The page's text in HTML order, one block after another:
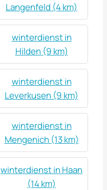
Langenfeld (4 km)
winterdienst in
Hilden (9 km)
winterdienst in
Leverkusen (9 km)
winterdienst in
Mengenich (13 km)
winterdienst in Haan
(14 km)